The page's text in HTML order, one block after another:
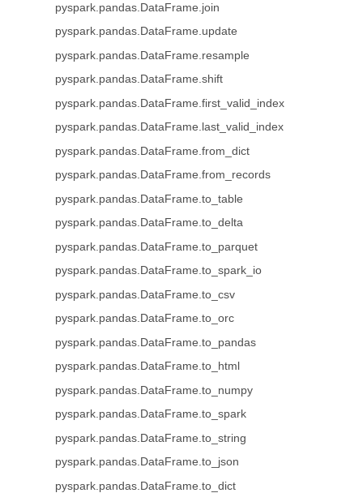
pyspark.pandas.DataFrame.join
pyspark.pandas.DataFrame.update
pyspark.pandas.DataFrame.resample
pyspark.pandas.DataFrame.shift
pyspark.pandas.DataFrame.first_valid_index
pyspark.pandas.DataFrame.last_valid_index
pyspark.pandas.DataFrame.from_dict
pyspark.pandas.DataFrame.from_records
pyspark.pandas.DataFrame.to_table
pyspark.pandas.DataFrame.to_delta
pyspark.pandas.DataFrame.to_parquet
pyspark.pandas.DataFrame.to_spark_io
pyspark.pandas.DataFrame.to_csv
pyspark.pandas.DataFrame.to_orc
pyspark.pandas.DataFrame.to_pandas
pyspark.pandas.DataFrame.to_html
pyspark.pandas.DataFrame.to_numpy
pyspark.pandas.DataFrame.to_spark
pyspark.pandas.DataFrame.to_string
pyspark.pandas.DataFrame.to_json
pyspark.pandas.DataFrame.to_dict